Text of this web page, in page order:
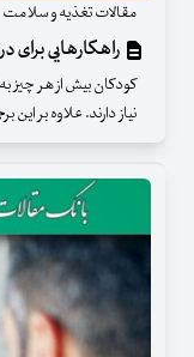
مقالات تغذیه و سلامت
راهکارهایی برای
کودکان بیش از هر چیز
نیاز دارند. علاوه بر